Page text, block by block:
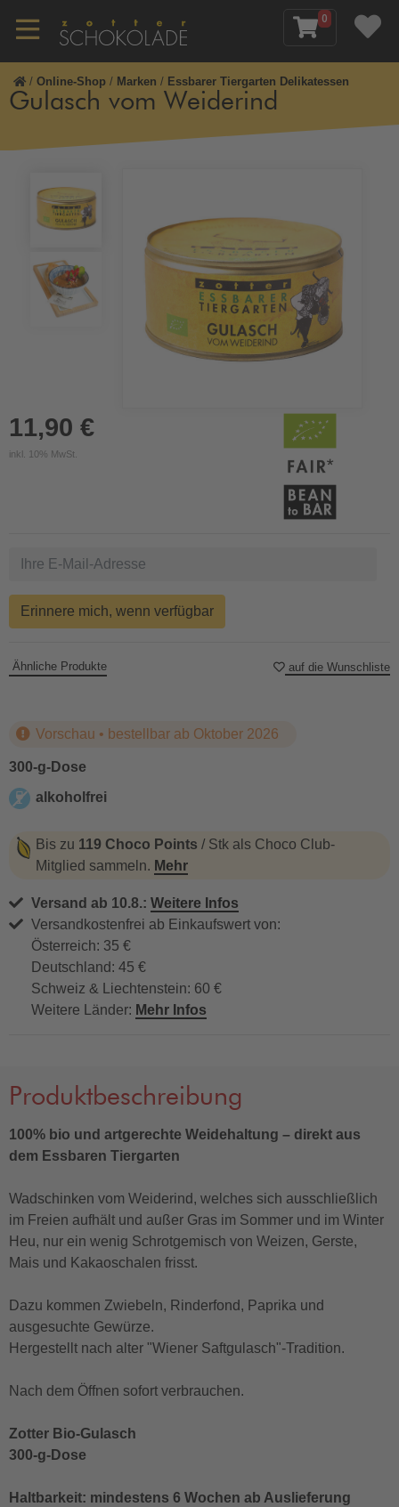
0
/ Online-Shop / Marken / Essbarer Tiergarten Delikatessen
Gulasch vom Weiderind
11,90 €
inkl. 10% MwSt.
Vorschau • bestellbar ab Oktober 2026
300-g-Dose
alkoholfrei
Bis zu 119 Choco Points / Stk als Choco Club-
Mitglied sammeln. Mehr
Versand ab 10.8.: Weitere Infos
Versandkostenfrei ab Einkaufswert von:
Österreich: 35 €
Deutschland: 45 €
Schweiz & Liechtenstein: 60 €
Weitere Länder: Mehr Infos
Erinnere mich, wenn verfügbar
auf die Wunschliste
Ähnliche Produkte
Produktbeschreibung
100% bio und artgerechte Weidehaltung – direkt aus
dem Essbaren Tiergarten
Wadschinken vom Weiderind, welches sich ausschließlich
im Freien aufhält und außer Gras im Sommer und im Winter
Heu, nur ein wenig Schrotgemisch von Weizen, Gerste,
Mais und Kakaoschalen frisst.
Dazu kommen Zwiebeln, Rinderfond, Paprika und
ausgesuchte Gewürze.
Hergestellt nach alter "Wiener Saftgulasch"-Tradition.
Nach dem Öffnen sofort verbrauchen.
Zotter Bio-Gulasch
300-g-Dose
Haltbarkeit: mindestens 6 Wochen ab Auslieferung